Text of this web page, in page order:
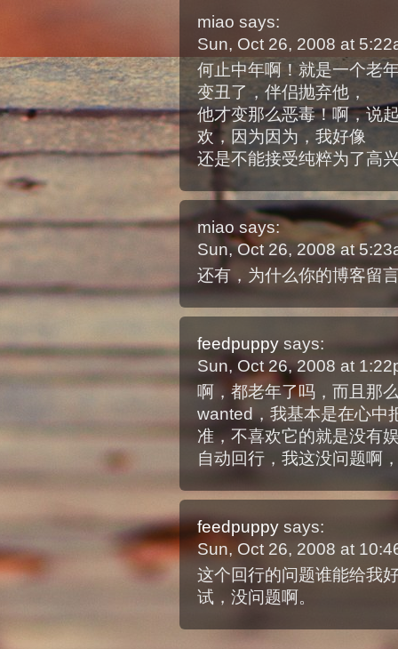
miao says:
Sun, Oct 26, 2008 at
何止中年啊！就是一个老
变丑了，伴侣抛弃他，
他才变那么恶毒！啊，说
欢，因为因为，我好像
还是不能接受纯粹为了高
miao says:
Sun, Oct 26, 2008 at
还有，为什么你的博客留
feedpuppy says:
Sun, Oct 26, 2008 at
啊，都老年了吗，而且那
wanted，我基本是在心中
准，不喜欢它的就是没有
自动回行，我这没问题啊
feedpuppy says:
Sun, Oct 26, 2008 at
这个回行的问题谁能给我
试，没问题啊。